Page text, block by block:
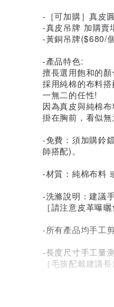
-［可加購］真皮
-真皮吊牌 加購賣
-黃銅吊牌($680/
-產品特色:
擅長選用飽和的
採用純棉的布料
一無二的任性!
因為真皮與純棉
掛在胸前，看似無
-免費：須加購鈴
師搭配)。
-材質：純棉布料
-洗滌說明：建議
［請注意皮革曝
-所有產品均手工
-長度尺寸手工量
［毛孩配戴建議